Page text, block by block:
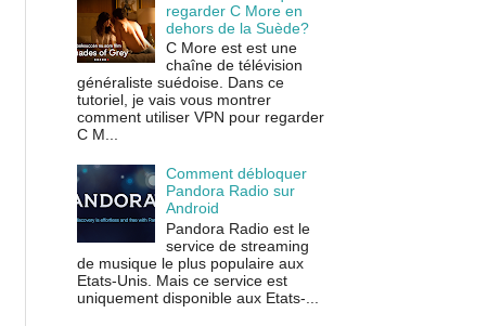
regarder C More en
dehors de la Suède?
C More est est une
chaîne de télévision
généraliste suédoise. Dans ce
tutoriel, je vais vous montrer
comment utiliser VPN pour regarder
C M...
Comment débloquer
Pandora Radio sur
Android
Pandora Radio est le
service de streaming
de musique le plus populaire aux
Etats-Unis. Mais ce service est
uniquement disponible aux Etats-...